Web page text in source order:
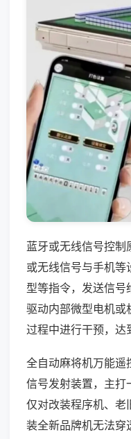
蓝牙或无线信号控制
或无线信号与手机
型等指令，发送信
驱动内部微型电机或
过程中进行干预，达
全自动麻将机万能遥
信号发射装置，主打
仅对改装程序机、老
装全新品牌机无法穿